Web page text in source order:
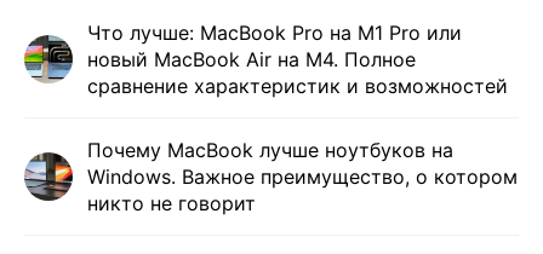
Что лучше: MacBook Pro на M1 Pro или
новый MacBook Air на M4. Полное
сравнение характеристик и возможностей
Почему MacBook лучше ноутбуков на
Windows. Важное преимущество, о котором
никто не говорит